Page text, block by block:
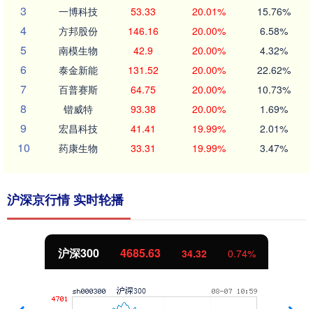
3 一博科技 53.33 20.01% 15.76%
4 方邦股份 146.16 20.00% 6.58%
5 南模生物 42.9 20.00% 4.32%
6 泰金新能 131.52 20.00% 22.62%
7 百普赛斯 64.75 20.00% 10.73%
8 锴威特 93.38 20.00% 1.69%
9 宏昌科技 41.41 19.99% 2.01%
10 药康生物 33.31 19.99% 3.47%
沪深京行情 实时轮播
沪深300 4685.63 34.32 0.74%